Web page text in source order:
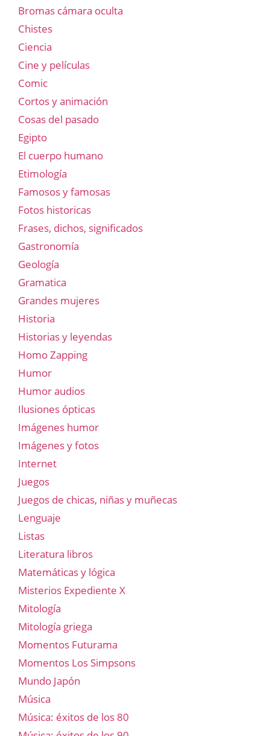
Bromas cámara oculta
Chistes
Ciencia
Cine y películas
Comic
Cortos y animación
Cosas del pasado
Egipto
El cuerpo humano
Etimología
Famosos y famosas
Fotos historicas
Frases, dichos, significados
Gastronomía
Geología
Gramatica
Grandes mujeres
Historia
Historias y leyendas
Homo Zapping
Humor
Humor audios
Ilusiones ópticas
Imágenes humor
Imágenes y fotos
Internet
Juegos
Juegos de chicas, niñas y muñecas
Lenguaje
Listas
Literatura libros
Matemáticas y lógica
Misterios Expediente X
Mitología
Mitología griega
Momentos Futurama
Momentos Los Simpsons
Mundo Japón
Música
Música: éxitos de los 80